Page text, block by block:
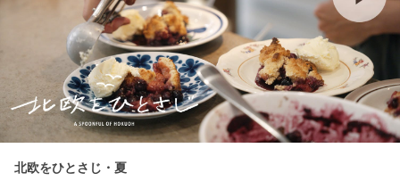
北欧をひとさじ・夏